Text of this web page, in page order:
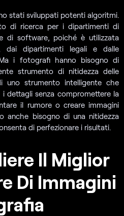
stati sviluppati potenti algoritmi.
di ricerca per i dipartimenti di
di software, poiché è utilizzata
dai dipartimenti legali e dalle
i fotografi hanno bisogno di
strumento di nitidezza delle
uno strumento intelligente che
dettagli senza compromettere la
il rumore o creare immagini
anche bisogno di una nitidezza
di perfezionare i risultati.
Il Miglior
Di Immagini